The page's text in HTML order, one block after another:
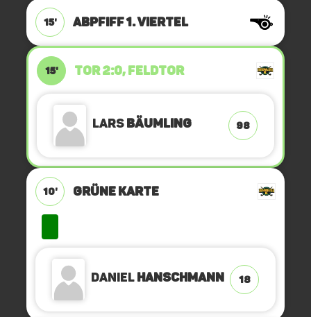
15' ABPFIFF 1. Viertel
15' TOR 2:0, FELDTOR
LarsBäumling 98
10' GRÜNE KARTE
DanielHanschmann 18